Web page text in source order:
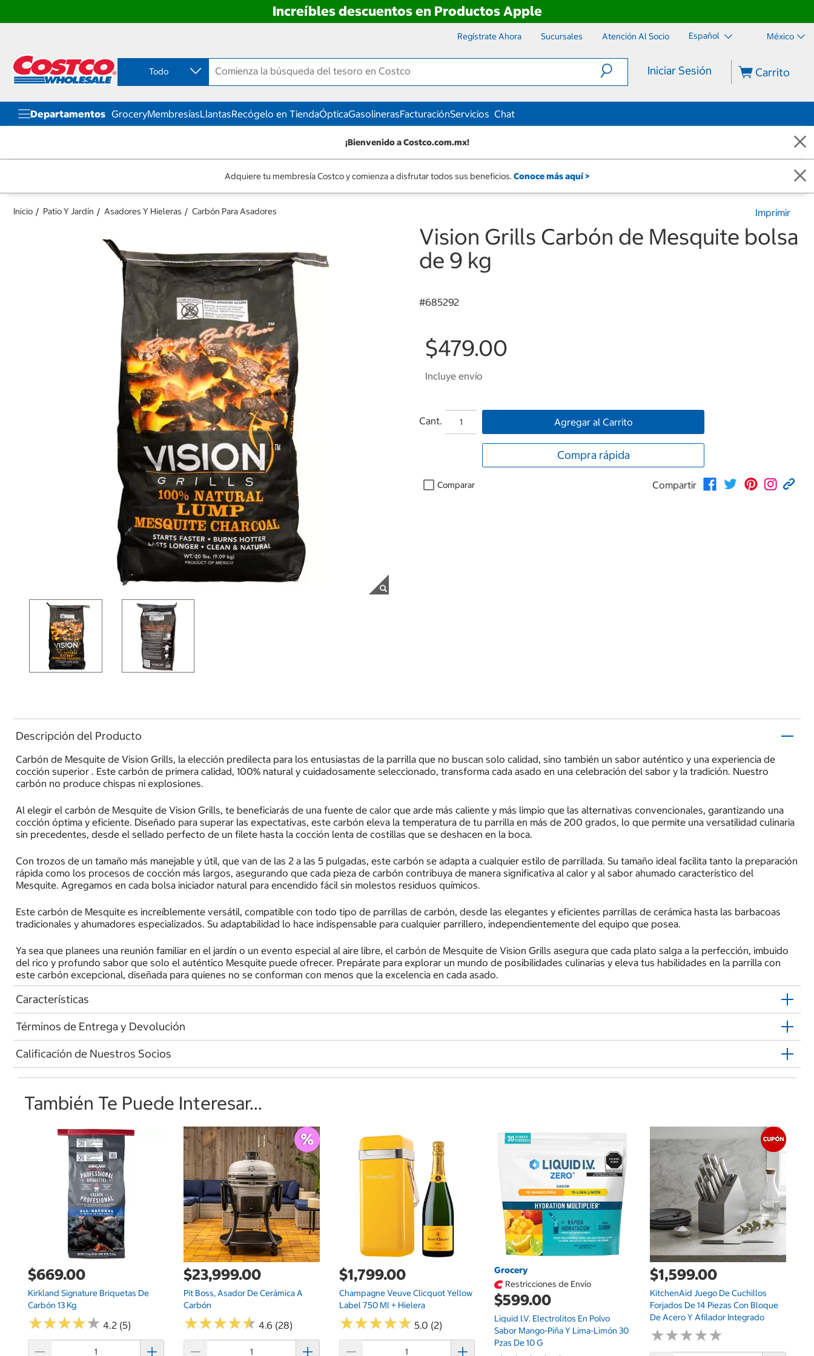
Increíbles descuentos en Productos Apple
contenido
menú
navegación
Regístrate Ahora Sucursales Atención Al Socio Español México
Todo Iniciar Sesión Carrito
Departamentos GroceryMembresíasLlantasRecógelo en TiendaÓpticaGasolinerasFacturaciónServicios Chat
¡Bienvenido a Costco.com.mx!
Adquiere tu membresía Costco y comienza a disfrutar todos sus beneficios. Conoce más aquí >
Inicio Patio Y Jardín Asadores Y Hieleras Carbón Para Asadores Imprimir
Vision Grills Carbón de Mesquite bolsa
de 9 kg
#685292
$479.00
Incluye envío
Cant. Agregar al Carrito
Compra rápida
Comparar Compartir
Descripción del Producto
Carbón de Mesquite de Vision Grills, la elección predilecta para los entusiastas de la parrilla que no buscan solo calidad, sino también un sabor auténtico y una experiencia de
cocción superior . Este carbón de primera calidad, 100% natural y cuidadosamente seleccionado, transforma cada asado en una celebración del sabor y la tradición. Nuestro
carbón no produce chispas ni explosiones.
Al elegir el carbón de Mesquite de Vision Grills, te beneficiarás de una fuente de calor que arde más caliente y más limpio que las alternativas convencionales, garantizando una
cocción óptima y eficiente. Diseñado para superar las expectativas, este carbón eleva la temperatura de tu parrilla en más de 200 grados, lo que permite una versatilidad culinaria
sin precedentes, desde el sellado perfecto de un filete hasta la cocción lenta de costillas que se deshacen en la boca.
Con trozos de un tamaño más manejable y útil, que van de las 2 a las 5 pulgadas, este carbón se adapta a cualquier estilo de parrillada. Su tamaño ideal facilita tanto la preparación
rápida como los procesos de cocción más largos, asegurando que cada pieza de carbón contribuya de manera significativa al calor y al sabor ahumado característico del
Mesquite. Agregamos en cada bolsa iniciador natural para encendido fácil sin molestos residuos químicos.
Este carbón de Mesquite es increíblemente versátil, compatible con todo tipo de parrillas de carbón, desde las elegantes y eficientes parrillas de cerámica hasta las barbacoas
tradicionales y ahumadores especializados. Su adaptabilidad lo hace indispensable para cualquier parrillero, independientemente del equipo que posea.
Ya sea que planees una reunión familiar en el jardín o un evento especial al aire libre, el carbón de Mesquite de Vision Grills asegura que cada plato salga a la perfección, imbuido
del rico y profundo sabor que solo el auténtico Mesquite puede ofrecer. Prepárate para explorar un mundo de posibilidades culinarias y eleva tus habilidades en la parrilla con
este carbón excepcional, diseñada para quienes no se conforman con menos que la excelencia en cada asado.
Características
Términos de Entrega y Devolución
Calificación de Nuestros Socios
También Te Puede Interesar...
$669.00
Kirkland Signature Briquetas De
Carbón 13 Kg
★★★★★
★★★★★ 4.2 (5)
$23,999.00
Pit Boss, Asador De Cerámica A
Carbón
★★★★★
★★★★★ 4.6 (28)
$1,799.00
Champagne Veuve Clicquot Yellow
Label 750 Ml + Hielera
★★★★★
★★★★★ 5.0 (2)
Grocery
Restricciones de Envío
$599.00
Liquid I.V. Electrolitos En Polvo
Sabor Mango-Piña Y Lima-Limón 30
Pzas De 10 G
$1,599.00
KitchenAid Juego De Cuchillos
Forjados De 14 Piezas Con Bloque
De Acero Y Afilador Integrado
★★★★★
★★★★★